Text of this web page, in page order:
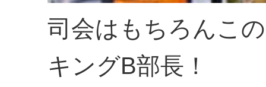
司会はもちろんこ
キングB部長！